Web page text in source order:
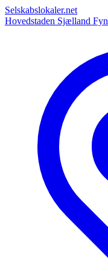
Selskabslokaler.net
Hovedstaden Sjælland Fyn